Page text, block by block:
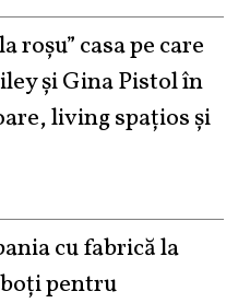
roşu” casa pe care
şi Gina Pistol în
living spațios și
cu fabrică la
pentru